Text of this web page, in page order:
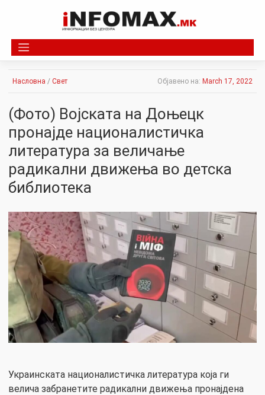
Насловна / Свет Објавено на: March 17, 2022
(Фото) Војската на Доњецк
пронајде националистичка
литература за величање
радикални движења во детска
библиотека
Украинската националистичка литература која ги
велича забранетите радикални движења пронајдена